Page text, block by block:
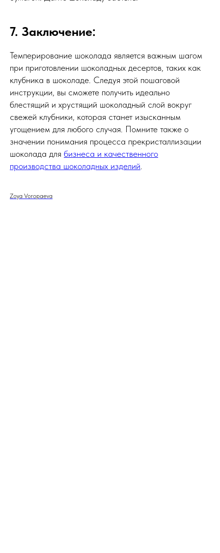
7. Заключение:
Темперирование шоколада является важным шагом
при приготовлении шоколадных десертов, таких как
клубника в шоколаде. Следуя этой пошаговой
инструкции, вы сможете получить идеально
блестящий и хрустящий шоколадный слой вокруг
свежей клубники, которая станет изысканным
угощением для любого случая. Помните также о
значении понимания процесса прекристаллизации
шоколада для бизнеса и качественного
производства шоколадных изделий.
Zoya Voropaeva